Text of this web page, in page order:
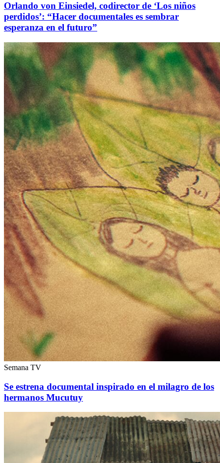
Orlando von Einsiedel, codirector de ‘Los niños
perdidos’: “Hacer documentales es sembrar
esperanza en el futuro”
Semana TV
Se estrena documental inspirado en el milagro de los
hermanos Mucutuy